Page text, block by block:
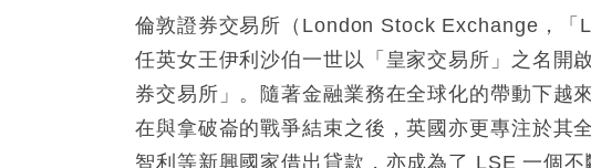
倫敦證券交易所（London Stock Exchange，
任英女王伊利沙伯一世以「皇家交易所」之名開
券交易所」。隨著金融業務在全球化的帶動下越
在與拿破崙的戰爭結束之後，英國亦更專注於其
智利等新興國家借出貸款，亦成為了 LSE 一個